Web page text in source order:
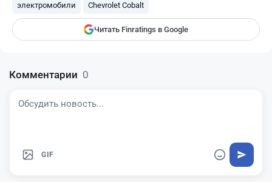
электромобили Chevrolet Cobalt
Читать Finratings в Google
Комментарии 0
GIF